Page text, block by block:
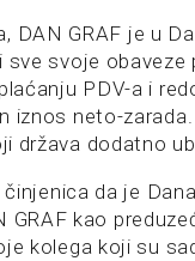
DAN GRAF je u
svoje obaveze
PDV-a i
neto-zarada.
država dodatno
da je
kao
kolega koji su